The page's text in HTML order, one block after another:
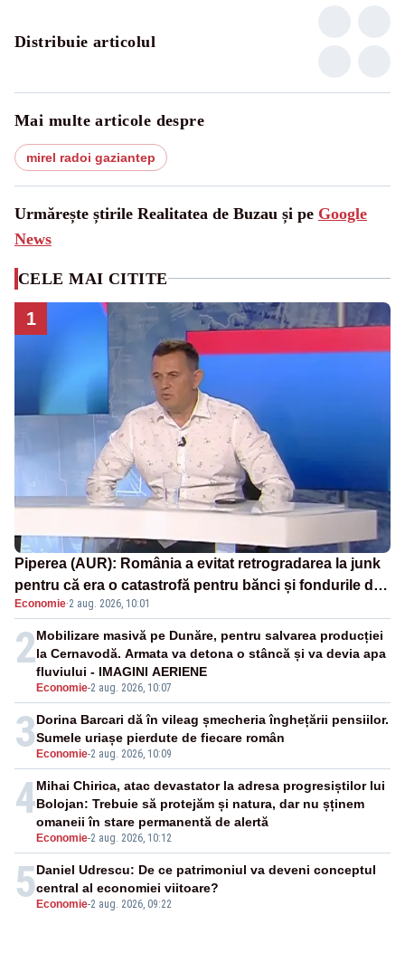
Distribuie articolul
Mai multe articole despre
mirel radoi gaziantep
Urmărește știrile Realitatea de Buzau și pe Google
News
CELE MAI CITITE
1
Piperea (AUR): România a evitat retrogradarea la junk
pentru că era o catastrofă pentru bănci și fondurile de
pensii
Economie·2 aug. 2026, 10:01
2
Economie-2 aug. 2026, 10:07
Mobilizare masivă pe Dunăre, pentru salvarea producției
la Cernavodă. Armata va detona o stâncă și va devia apa
fluviului - IMAGINI AERIENE
3 Economie-2 aug. 2026, 10:09
Dorina Barcari dă în vileag șmecheria înghețării pensiilor.
Sumele uriașe pierdute de fiecare român
4
Economie-2 aug. 2026, 10:12
Mihai Chirica, atac devastator la adresa progresiștilor lui
Bolojan: Trebuie să protejăm și natura, dar nu șținem
omaneii în stare permanentă de alertă
5 Economie-2 aug. 2026, 09:22
Daniel Udrescu: De ce patrimoniul va deveni conceptul
central al economiei viitoare?